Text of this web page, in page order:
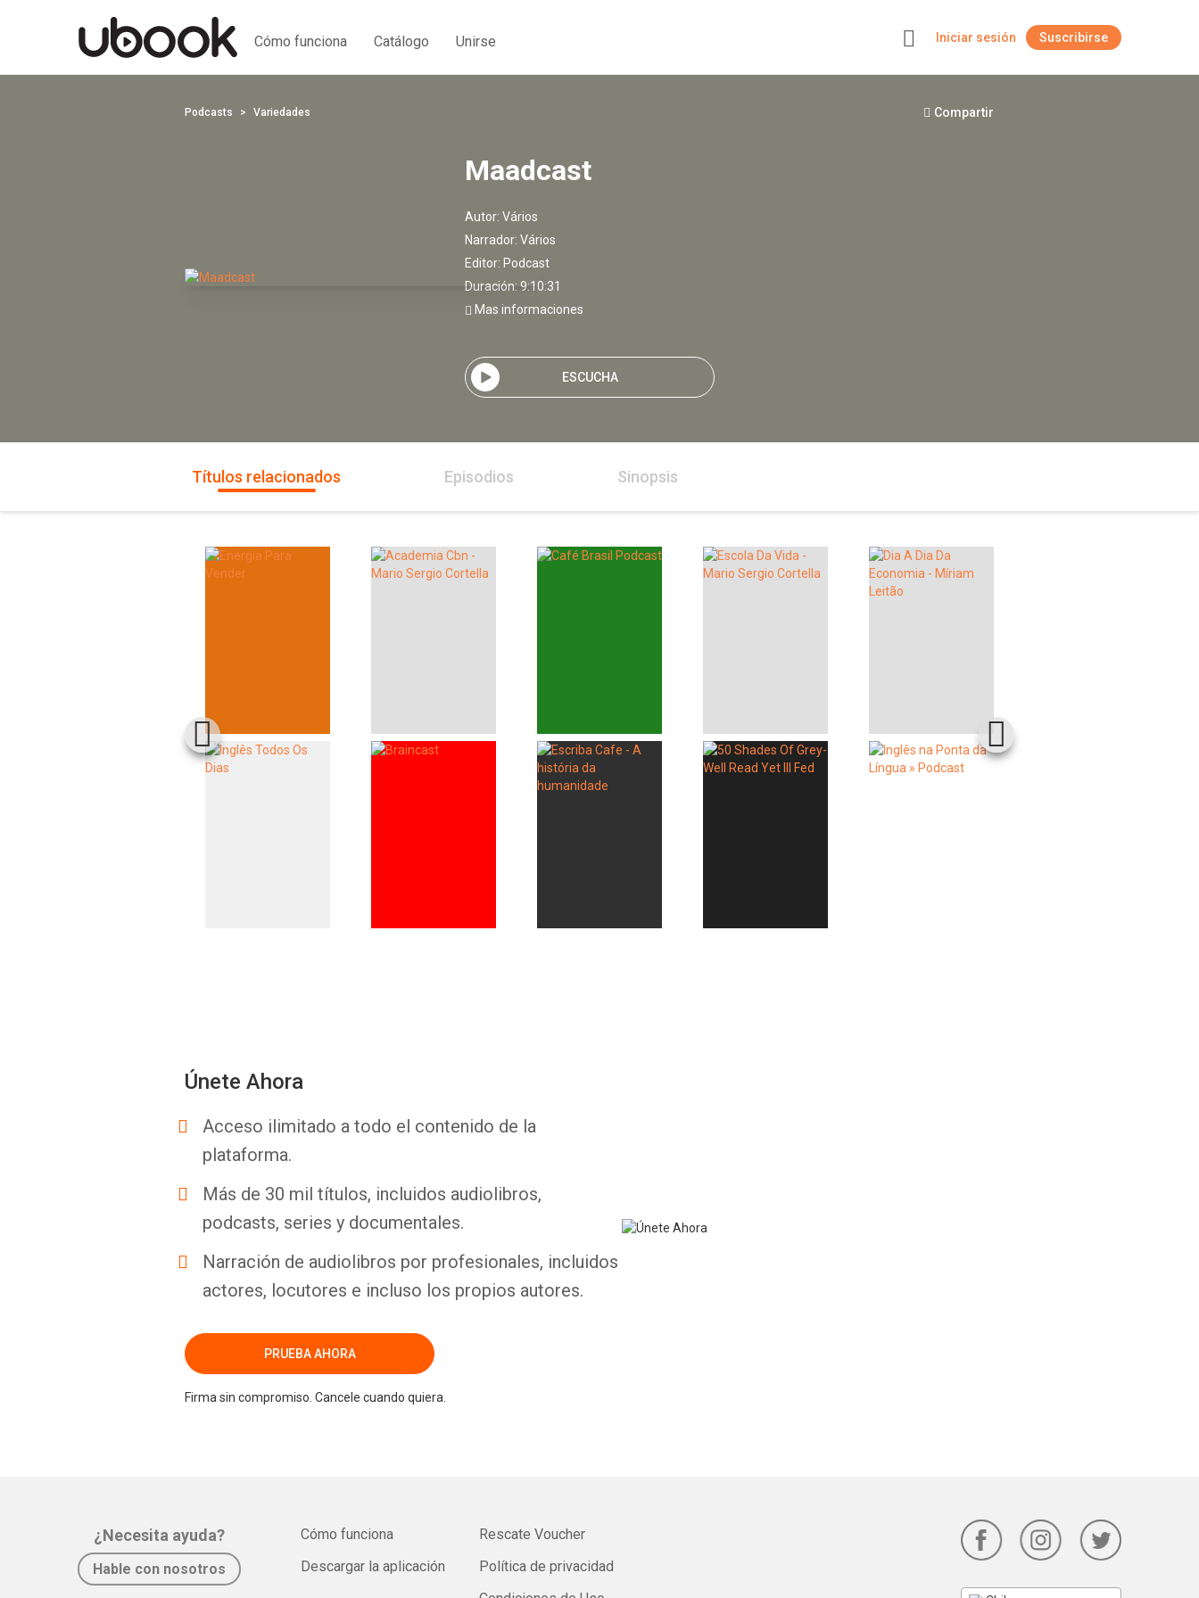
Cómo funciona Catálogo Unirse Iniciar sesión Suscribirse
Podcasts Variedades Compartir
Maadcast
Autor: Vários
Narrador: Vários
Editor: Podcast
Duración: 9:10:31
Mas informaciones
ESCUCHA
Títulos relacionados Episodios Sinopsis
Únete Ahora
Acceso ilimitado a todo el contenido de la
plataforma.
Más de 30 mil títulos, incluidos audiolibros,
podcasts, series y documentales.
Narración de audiolibros por profesionales, incluidos
actores, locutores e incluso los propios autores.
PRUEBA AHORA
Firma sin compromiso. Cancele cuando quiera.
¿Necesita ayuda?
Hable con nosotros
Cómo funciona
Descargar la aplicación
Rescate Voucher
Política de privacidad